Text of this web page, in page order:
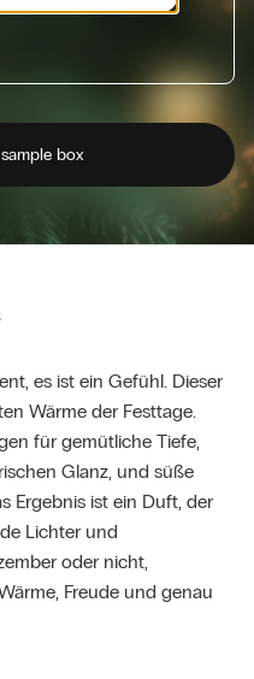
box
es ist ein Gefühl. Dieser
Wärme der Festtage.
für gemütliche Tiefe,
Glanz, und süße
Ergebnis ist ein Duft, der
Lichter und
oder nicht,
Freude und genau